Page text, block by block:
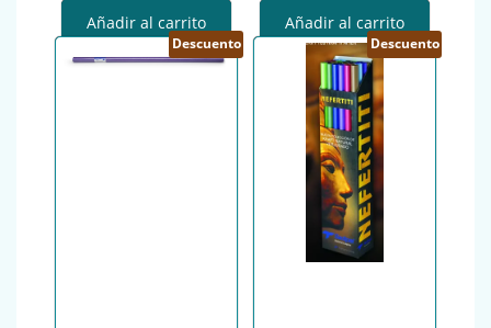
Añadir al carrito Añadir al carrito
Descuento Descuento